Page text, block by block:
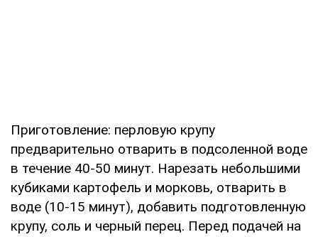
Приготовление: перловую крупу
предварительно отварить в подсоленной воде
в течение 40-50 минут. Нарезать небольшими
кубиками картофель и морковь, отварить в
воде (10-15 минут), добавить подготовленную
крупу, соль и черный перец. Перед подачей на